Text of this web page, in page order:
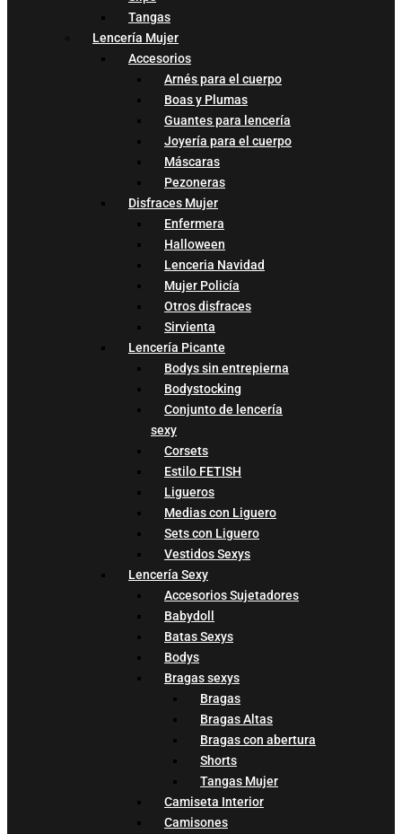
Tangas
Lencería Mujer
Accesorios
Arnés para el cuerpo
Boas y Plumas
Guantes para lencería
Joyería para el cuerpo
Máscaras
Pezoneras
Disfraces Mujer
Enfermera
Halloween
Lenceria Navidad
Mujer Policía
Otros disfraces
Sirvienta
Lencería Picante
Bodys sin entrepierna
Bodystocking
Conjunto de lencería
sexy
Corsets
Estilo FETISH
Ligueros
Medias con Liguero
Sets con Liguero
Vestidos Sexys
Lencería Sexy
Accesorios Sujetadores
Babydoll
Batas Sexys
Bodys
Bragas sexys
Bragas
Bragas Altas
Bragas con abertura
Shorts
Tangas Mujer
Camiseta Interior
Camisones